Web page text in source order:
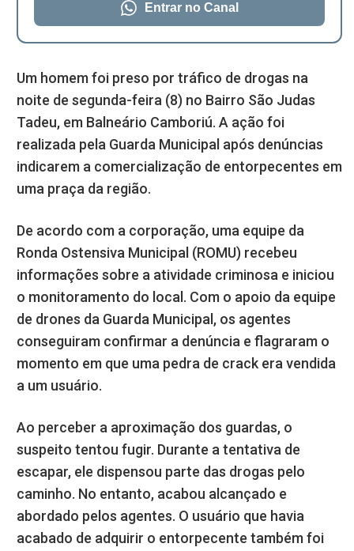
Entrar no Canal
Um homem foi preso por tráfico de drogas na
noite de segunda-feira (8) no Bairro São Judas
Tadeu, em Balneário Camboriú. A ação foi
realizada pela Guarda Municipal após denúncias
indicarem a comercialização de entorpecentes em
uma praça da região.
De acordo com a corporação, uma equipe da
Ronda Ostensiva Municipal (ROMU) recebeu
informações sobre a atividade criminosa e iniciou
o monitoramento do local. Com o apoio da equipe
de drones da Guarda Municipal, os agentes
conseguiram confirmar a denúncia e flagraram o
momento em que uma pedra de crack era vendida
a um usuário.
Ao perceber a aproximação dos guardas, o
suspeito tentou fugir. Durante a tentativa de
escapar, ele dispensou parte das drogas pelo
caminho. No entanto, acabou alcançado e
abordado pelos agentes. O usuário que havia
acabado de adquirir o entorpecente também foi